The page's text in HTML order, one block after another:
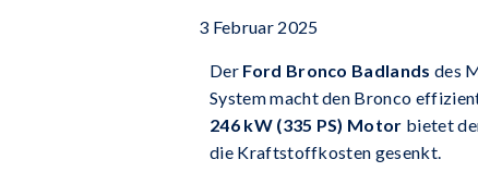
3 Februar 2025
Der Ford Bronco Badlands des
System macht den Bronco
246 kW (335 PS) Motor bietet
die Kraftstoffkosten gesenkt.